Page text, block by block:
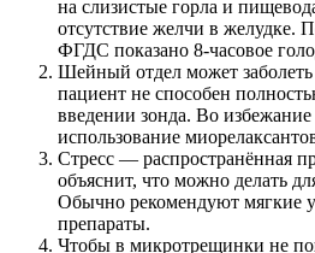
на слизистые горла и
отсутствие желчи в желудке.
ФГДС показано 8-часовое
Шейный отдел может заболеть
пациент не способен
введении зонда. Во
использование
Стресс — распространённая
объяснит, что можно делать
Обычно рекомендуют мягкие
препараты.
Чтобы в микротрещинки не